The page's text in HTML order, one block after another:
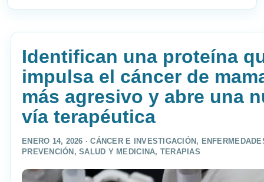
Identifican una proteína
impulsa el cáncer de
más agresivo y abre una
vía terapéutica
ENERO 14, 2026 ·CÁNCER E INVESTIGACIÓN ,
PREVENCIÓN ,SALUD Y MEDICINA, TERAPIAS